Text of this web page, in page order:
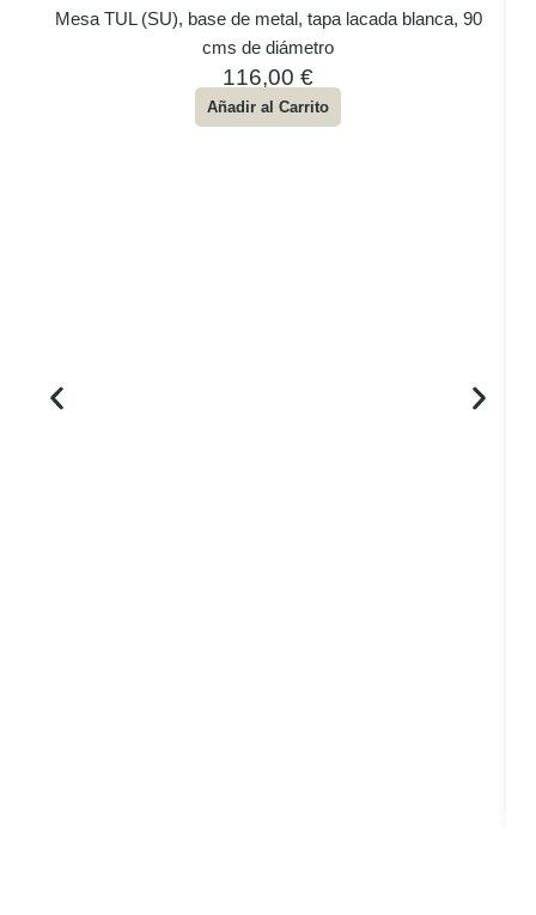
Mesa TUL (SU), base de metal, tapa lacada blanca, 90
cms de diámetro
116,00 €
Añadir al Carrito